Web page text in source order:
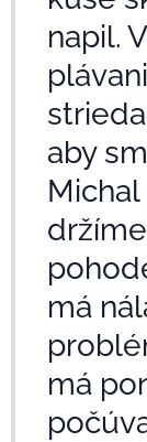
napil.
aby
má
má